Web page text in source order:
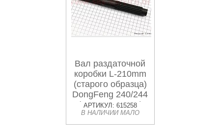
Вал раздаточной
коробки L-210mm
(старого образца)
DongFeng 240/244
(254D.42.107-1)
АРТИКУЛ: 615258
В НАЛИЧИИ МАЛО